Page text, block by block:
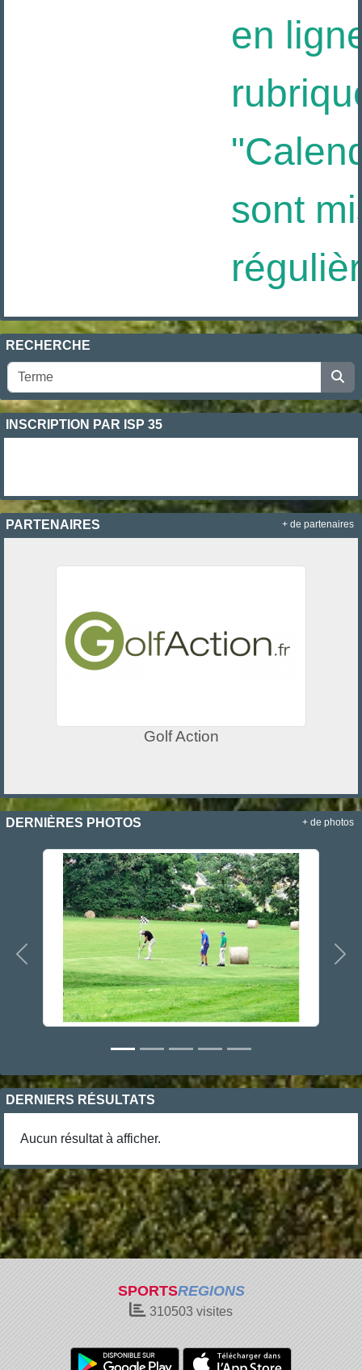
en
sont
RECHERCHE
INSCRIPTION PAR ISP 35
PARTENAIRES
Golf Action
+ de partenaires
DERNIÈRES PHOTOS
Précedent
+ de photos
DERNIERS RÉSULTATS
Aucun résultat à afficher.
SPORTSREGIONS
310503 visites